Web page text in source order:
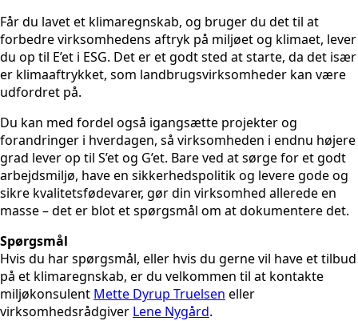
Får du lavet et klimaregnskab, og bruger du det til at
forbedre virksomhedens aftryk på miljøet og klimaet, lever
du op til E’et i ESG. Det er et godt sted at starte, da det især
er klimaaftrykket, som landbrugsvirksomheder kan være
udfordret på.
Du kan med fordel også igangsætte projekter og
forandringer i hverdagen, så virksomheden i endnu højere
grad lever op til S’et og G’et. Bare ved at sørge for et godt
arbejdsmiljø, have en sikkerhedspolitik og levere gode og
sikre kvalitetsfødevarer, gør din virksomhed allerede en
masse – det er blot et spørgsmål om at dokumentere det.
Spørgsmål
Hvis du har spørgsmål, eller hvis du gerne vil have et tilbud
på et klimaregnskab, er du velkommen til at kontakte
miljøkonsulent Mette Dyrup Truelsen eller
virksomhedsrådgiver Lene Nygård.